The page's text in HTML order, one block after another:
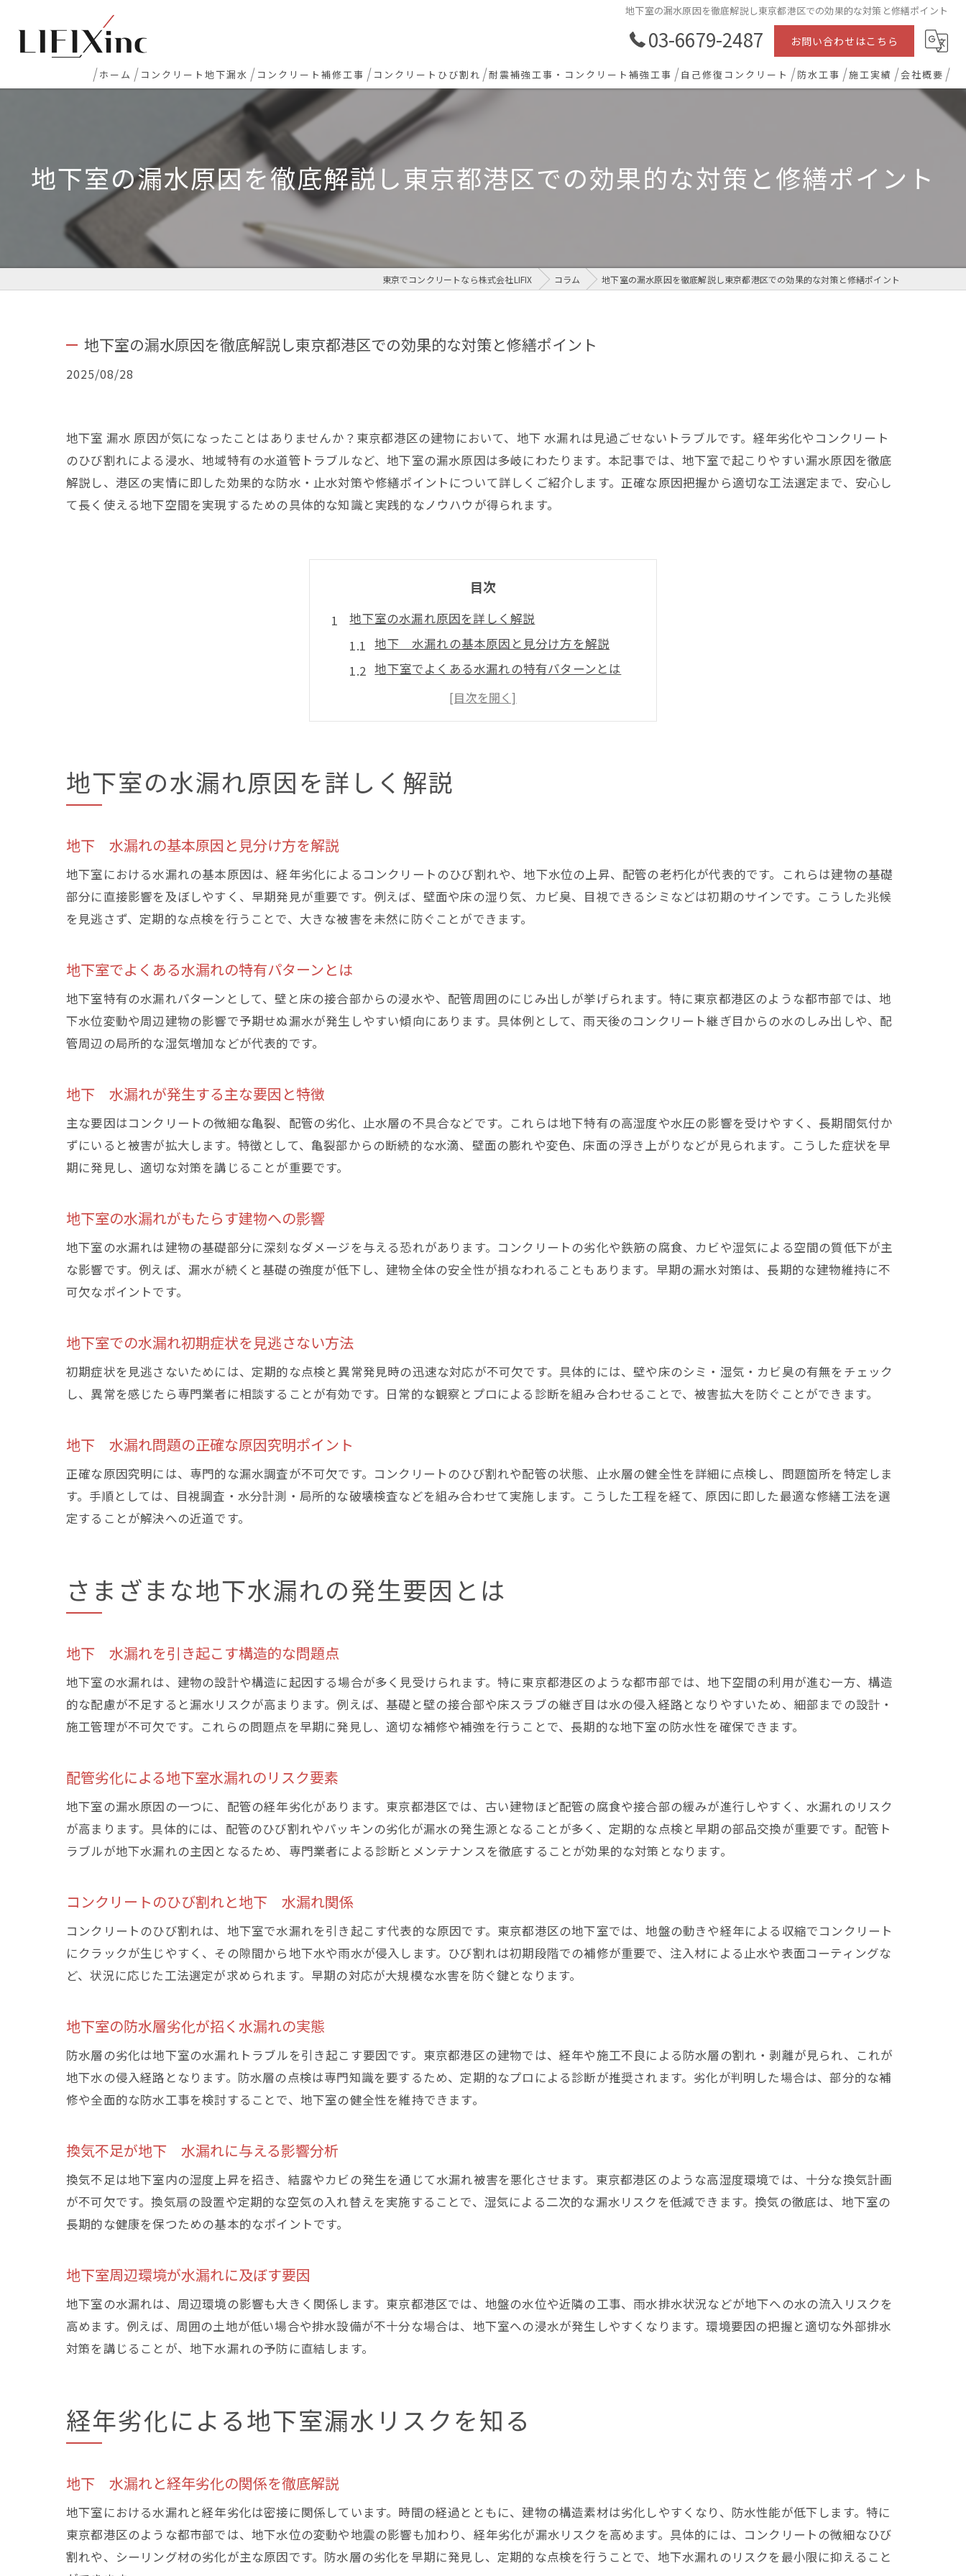
地下室の漏水原因を徹底解説し東京都港区での効果的な対策と修繕ポイント
03-6679-2487 お問い合わせはこちら
ホーム コンクリート地下漏水
地下・半地下駐車場 漏水
エレベーターピット漏水・止水工事
打継ぎ部・コールドジョイント漏水
配管貫通部・スリーブ周り漏水
コンクリート補修工事
新築マンション下地補修
コンクリート欠損 色合わせ補修
床レベラー工事(セルフレベリング)
コンクリートひび割れ 耐震補強工事・コンクリート補強工事 自己修復コンクリート 防水工事 施工実績 会社概要
地下室の漏水原因を徹底解説し東京都港区での効果的な対策と修繕ポイント
東京でコンクリートなら株式会社LIFIX コラム 地下室の漏水原因を徹底解説し東京都港区での効果的な対策と修繕ポイント
地下室の漏水原因を徹底解説し東京都港区での効果的な対策と修繕ポイント
2025/08/28
地下室 漏水 原因が気になったことはありませんか？東京都港区の建物において、地下 水漏れは見過ごせないトラブルです。経年劣化やコンクリート
のひび割れによる浸水、地域特有の水道管トラブルなど、地下室の漏水原因は多岐にわたります。本記事では、地下室で起こりやすい漏水原因を徹底
解説し、港区の実情に即した効果的な防水・止水対策や修繕ポイントについて詳しくご紹介します。正確な原因把握から適切な工法選定まで、安心し
て長く使える地下空間を実現するための具体的な知識と実践的なノウハウが得られます。
目次
地下室の水漏れ原因を詳しく解説
地下 水漏れの基本原因と見分け方を解説
地下室でよくある水漏れの特有パターンとは
地下 水漏れが発生する主な要因と特徴
地下室の水漏れがもたらす建物への影響
地下 水漏れ問題の正確な原因究明ポイント
さまざまな地下水漏れの発生要因とは
コンクリートのひび割れと地下 水漏れ関係
地下室の防水層劣化が招く水漏れの実態
換気不足が地下 水漏れに与える影響分析
経年劣化による地下室漏水リスクを知る
地下 水漏れと経年劣化の関係を徹底解説
老朽化した地下室での水漏れ発生メカニズム
地下室の長期的維持と水漏れ予防策の重要性
地下室で水漏れが起きた場合の初動対応
地下 水漏れの緊急時に役立つチェック項目
専門業者に相談する前の地下室確認事項
地域特有の地下室水漏れ事例と傾向分析
地下 水漏れ発生が多い環境要因とは何か
地域の実情に即した地下室水漏れ予防策
効果的な地下水漏れ対策の選び方
防水材選びが地下室水漏れ対策に重要な理由
漏水を防ぐための地下室メンテナンス術
地下 水漏れを未然に防ぐ日常点検のポイント
地下室の定期メンテナンスで水漏れリスク軽減
地下 水漏れを防ぐための維持管理術とは
専門メンテナンスによる地下室水漏れ防止策
安心できる地下空間を守るための実践知識
地下 水漏れがもたらす衛生リスクと対策法
安心できる地下室運用のための事前準備
地下 水漏れ問題を未然に防ぐ生活習慣
地下室の水漏れ原因を詳しく解説
地下 水漏れの基本原因と見分け方を解説
地下室における水漏れの基本原因は、経年劣化によるコンクリートのひび割れや、地下水位の上昇、配管の老朽化が代表的です。これらは建物の基礎
部分に直接影響を及ぼしやすく、早期発見が重要です。例えば、壁面や床の湿り気、カビ臭、目視できるシミなどは初期のサインです。こうした兆候
を見逃さず、定期的な点検を行うことで、大きな被害を未然に防ぐことができます。
地下室でよくある水漏れの特有パターンとは
地下室特有の水漏れパターンとして、壁と床の接合部からの浸水や、配管周囲のにじみ出しが挙げられます。特に東京都港区のような都市部では、地
下水位変動や周辺建物の影響で予期せぬ漏水が発生しやすい傾向にあります。具体例として、雨天後のコンクリート継ぎ目からの水のしみ出しや、配
管周辺の局所的な湿気増加などが代表的です。
地下 水漏れが発生する主な要因と特徴
主な要因はコンクリートの微細な亀裂、配管の劣化、止水層の不具合などです。これらは地下特有の高湿度や水圧の影響を受けやすく、長期間気付か
ずにいると被害が拡大します。特徴として、亀裂部からの断続的な水滴、壁面の膨れや変色、床面の浮き上がりなどが見られます。こうした症状を早
期に発見し、適切な対策を講じることが重要です。
地下室の水漏れがもたらす建物への影響
地下室の水漏れは建物の基礎部分に深刻なダメージを与える恐れがあります。コンクリートの劣化や鉄筋の腐食、カビや湿気による空間の質低下が主
な影響です。例えば、漏水が続くと基礎の強度が低下し、建物全体の安全性が損なわれることもあります。早期の漏水対策は、長期的な建物維持に不
可欠なポイントです。
地下室での水漏れ初期症状を見逃さない方法
初期症状を見逃さないためには、定期的な点検と異常発見時の迅速な対応が不可欠です。具体的には、壁や床のシミ・湿気・カビ臭の有無をチェック
し、異常を感じたら専門業者に相談することが有効です。日常的な観察とプロによる診断を組み合わせることで、被害拡大を防ぐことができます。
地下 水漏れ問題の正確な原因究明ポイント
正確な原因究明には、専門的な漏水調査が不可欠です。コンクリートのひび割れや配管の状態、止水層の健全性を詳細に点検し、問題箇所を特定しま
す。手順としては、目視調査・水分計測・局所的な破壊検査などを組み合わせて実施します。こうした工程を経て、原因に即した最適な修繕工法を選
定することが解決への近道です。
さまざまな地下水漏れの発生要因とは
地下 水漏れを引き起こす構造的な問題点
地下室の水漏れは、建物の設計や構造に起因する場合が多く見受けられます。特に東京都港区のような都市部では、地下空間の利用が進む一方、構造
的な配慮が不足すると漏水リスクが高まります。例えば、基礎と壁の接合部や床スラブの継ぎ目は水の侵入経路となりやすいため、細部までの設計・
施工管理が不可欠です。これらの問題点を早期に発見し、適切な補修や補強を行うことで、長期的な地下室の防水性を確保できます。
配管劣化による地下室水漏れのリスク要素
地下室の漏水原因の一つに、配管の経年劣化があります。東京都港区では、古い建物ほど配管の腐食や接合部の緩みが進行しやすく、水漏れのリスク
が高まります。具体的には、配管のひび割れやパッキンの劣化が漏水の発生源となることが多く、定期的な点検と早期の部品交換が重要です。配管ト
ラブルが地下水漏れの主因となるため、専門業者による診断とメンテナンスを徹底することが効果的な対策となります。
コンクリートのひび割れと地下 水漏れ関係
コンクリートのひび割れは、地下室で水漏れを引き起こす代表的な原因です。東京都港区の地下室では、地盤の動きや経年による収縮でコンクリート
にクラックが生じやすく、その隙間から地下水や雨水が侵入します。ひび割れは初期段階での補修が重要で、注入材による止水や表面コーティングな
ど、状況に応じた工法選定が求められます。早期の対応が大規模な水害を防ぐ鍵となります。
地下室の防水層劣化が招く水漏れの実態
防水層の劣化は地下室の水漏れトラブルを引き起こす要因です。東京都港区の建物では、経年や施工不良による防水層の割れ・剥離が見られ、これが
地下水の侵入経路となります。防水層の点検は専門知識を要するため、定期的なプロによる診断が推奨されます。劣化が判明した場合は、部分的な補
修や全面的な防水工事を検討することで、地下室の健全性を維持できます。
換気不足が地下 水漏れに与える影響分析
換気不足は地下室内の湿度上昇を招き、結露やカビの発生を通じて水漏れ被害を悪化させます。東京都港区のような高湿度環境では、十分な換気計画
が不可欠です。換気扇の設置や定期的な空気の入れ替えを実施することで、湿気による二次的な漏水リスクを低減できます。換気の徹底は、地下室の
長期的な健康を保つための基本的なポイントです。
地下室周辺環境が水漏れに及ぼす要因
地下室の水漏れは、周辺環境の影響も大きく関係します。東京都港区では、地盤の水位や近隣の工事、雨水排水状況などが地下への水の流入リスクを
高めます。例えば、周囲の土地が低い場合や排水設備が不十分な場合は、地下室への浸水が発生しやすくなります。環境要因の把握と適切な外部排水
対策を講じることが、地下水漏れの予防に直結します。
経年劣化による地下室漏水リスクを知る
地下 水漏れと経年劣化の関係を徹底解説
地下室における水漏れと経年劣化は密接に関係しています。時間の経過とともに、建物の構造素材は劣化しやすくなり、防水性能が低下します。特に
東京都港区のような都市部では、地下水位の変動や地震の影響も加わり、経年劣化が漏水リスクを高めます。具体的には、コンクリートの微細なひび
割れや、シーリング材の劣化が主な原因です。防水層の劣化を早期に発見し、定期的な点検を行うことで、地下水漏れのリスクを最小限に抑えること